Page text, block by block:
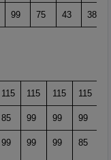
99 75 43 38
115 115 115 115
85 99 99 99
99 99 99 85